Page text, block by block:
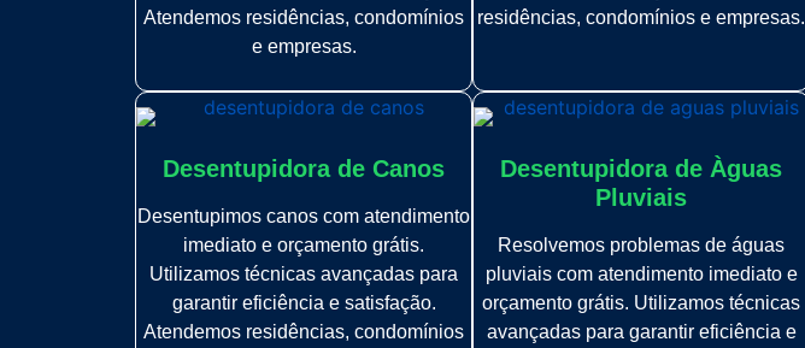
Atendemos residências, condomínios
e empresas.
residências, condomínios e empresas.
Desentupidora de Canos
Desentupimos canos com atendimento
imediato e orçamento grátis.
Utilizamos técnicas avançadas para
garantir eficiência e satisfação.
Atendemos residências, condomínios
Desentupidora de Àguas
Pluviais
Resolvemos problemas de águas
pluviais com atendimento imediato e
orçamento grátis. Utilizamos técnicas
avançadas para garantir eficiência e